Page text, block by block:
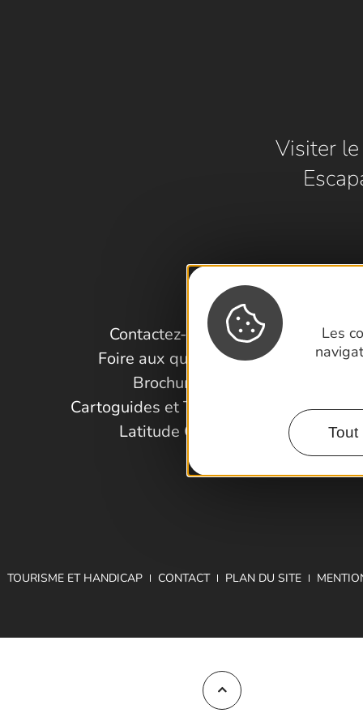
Les
Tout
Visiter
Contactez-nous !
Foire aux questions
Brochures
Cartoguides et Topoguides
Latitude Gard
TOURISME ET HANDICAP CONTACT PLAN DU SITE